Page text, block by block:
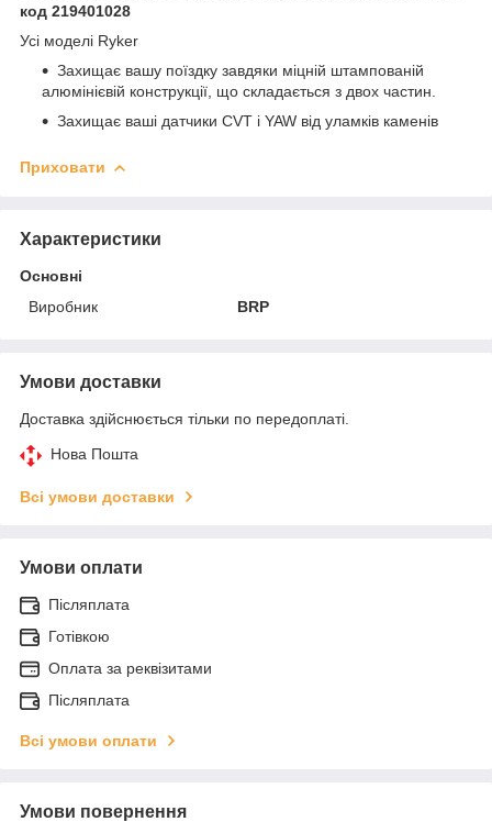
код 219401028
Усі моделі Ryker
Захищає вашу поїздку завдяки міцній штампованій
алюмінієвій конструкції, що складається з двох частин.
Захищає ваші датчики CVT і YAW від уламків каменів
Приховати
Характеристики
Основні
Виробник
BRP
Умови доставки
Доставка здійснюється тільки по передоплаті.
Нова Пошта
Всі умови доставки
Умови оплати
Післяплата
Готівкою
Оплата за реквізитами
Післяплата
Всі умови оплати
Умови повернення